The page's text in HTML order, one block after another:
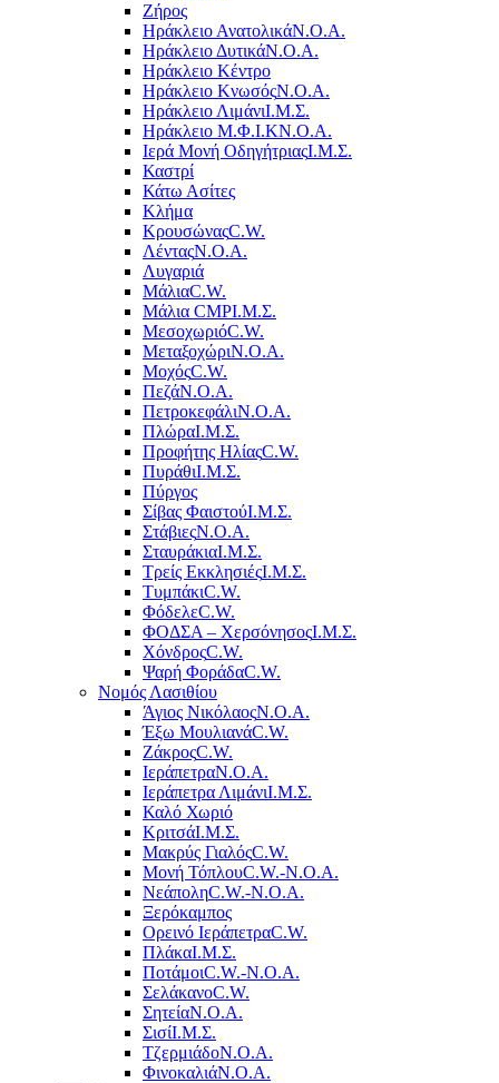
Ζήρος
Ηράκλειο ΑνατολικάΝ.Ο.Α.
Ηράκλειο ΔυτικάΝ.Ο.Α.
Ηράκλειο Κέντρο
Ηράκλειο ΚνωσόςΝ.Ο.Α.
Ηράκλειο ΛιμάνιΙ.Μ.Σ.
Ηράκλειο Μ.Φ.Ι.ΚΝ.Ο.Α.
Ιερά Μονή ΟδηγήτριαςΙ.Μ.Σ.
Καστρί
Κάτω Ασίτες
Κλήμα
ΚρουσώναςC.W.
ΛένταςΝ.Ο.Α.
Λυγαριά
ΜάλιαC.W.
Μάλια CMPΙ.Μ.Σ.
ΜεσοχωριόC.W.
ΜεταξοχώριΝ.Ο.Α.
ΜοχόςC.W.
ΠεζάΝ.Ο.Α.
ΠετροκεφάλιΝ.Ο.Α.
ΠλώραΙ.Μ.Σ.
Προφήτης ΗλίαςC.W.
ΠυράθιΙ.Μ.Σ.
Πύργος
Σίβας ΦαιστούΙ.Μ.Σ.
ΣτάβιεςΝ.Ο.Α.
ΣταυράκιαΙ.Μ.Σ.
Τρείς ΕκκλησιέςΙ.Μ.Σ.
ΤυμπάκιC.W.
ΦόδελεC.W.
ΦΟΔΣΑ – ΧερσόνησοςΙ.Μ.Σ.
ΧόνδροςC.W.
Ψαρή ΦοράδαC.W.
Νομός Λασιθίου
Άγιος ΝικόλαοςΝ.Ο.Α.
Έξω ΜουλιανάC.W.
ΖάκροςC.W.
ΙεράπετραΝ.Ο.Α.
Ιεράπετρα ΛιμάνιΙ.Μ.Σ.
Καλό Χωριό
ΚριτσάΙ.Μ.Σ.
Μακρύς ΓιαλόςC.W.
Μονή ΤόπλουC.W.-Ν.Ο.Α.
ΝεάποληC.W.-Ν.Ο.Α.
Ξερόκαμπος
Ορεινό ΙεράπετραC.W.
ΠλάκαΙ.Μ.Σ.
ΠοτάμοιC.W.-Ν.Ο.Α.
ΣελάκανοC.W.
ΣητείαΝ.Ο.Α.
ΣισίΙ.Μ.Σ.
ΤζερμιάδοΝ.Ο.Α.
ΦινοκαλιάΝ.Ο.Α.